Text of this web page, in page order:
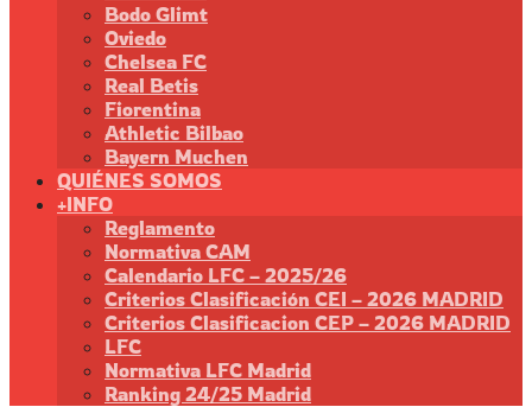
Bodo Glimt
Oviedo
Chelsea FC
Real Betis
Fiorentina
Athletic Bilbao
Bayern Muchen
QUIÉNES SOMOS
+INFO
Reglamento
Normativa CAM
Calendario LFC – 2025/26
Criterios Clasificación CEI – 2026 MADRID
Criterios Clasificacion CEP – 2026 MADRID
LFC
Normativa LFC Madrid
Ranking 24/25 Madrid